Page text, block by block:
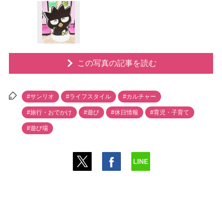
この写真の記事を読む
#サンリオ #ライフスタイル #カルチャー
#旅行・おでかけ #遊び #休日情報 #育児・子育て
#遊び場